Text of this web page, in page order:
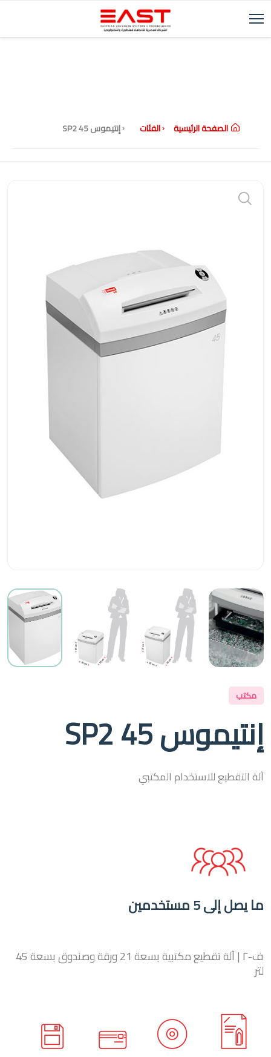
الصفحة الرئيسية الفئات إنتيموس 45 SP2
مكتب
إنتيموس 45 SP2
آلة التقطيع للاستخدام المكتبي
ما يصل إلى 5 مستخدمين
ف-٢ | آلة تقطيع مكتبية بسعة 21 ورقة وصندوق بسعة 45
لتر